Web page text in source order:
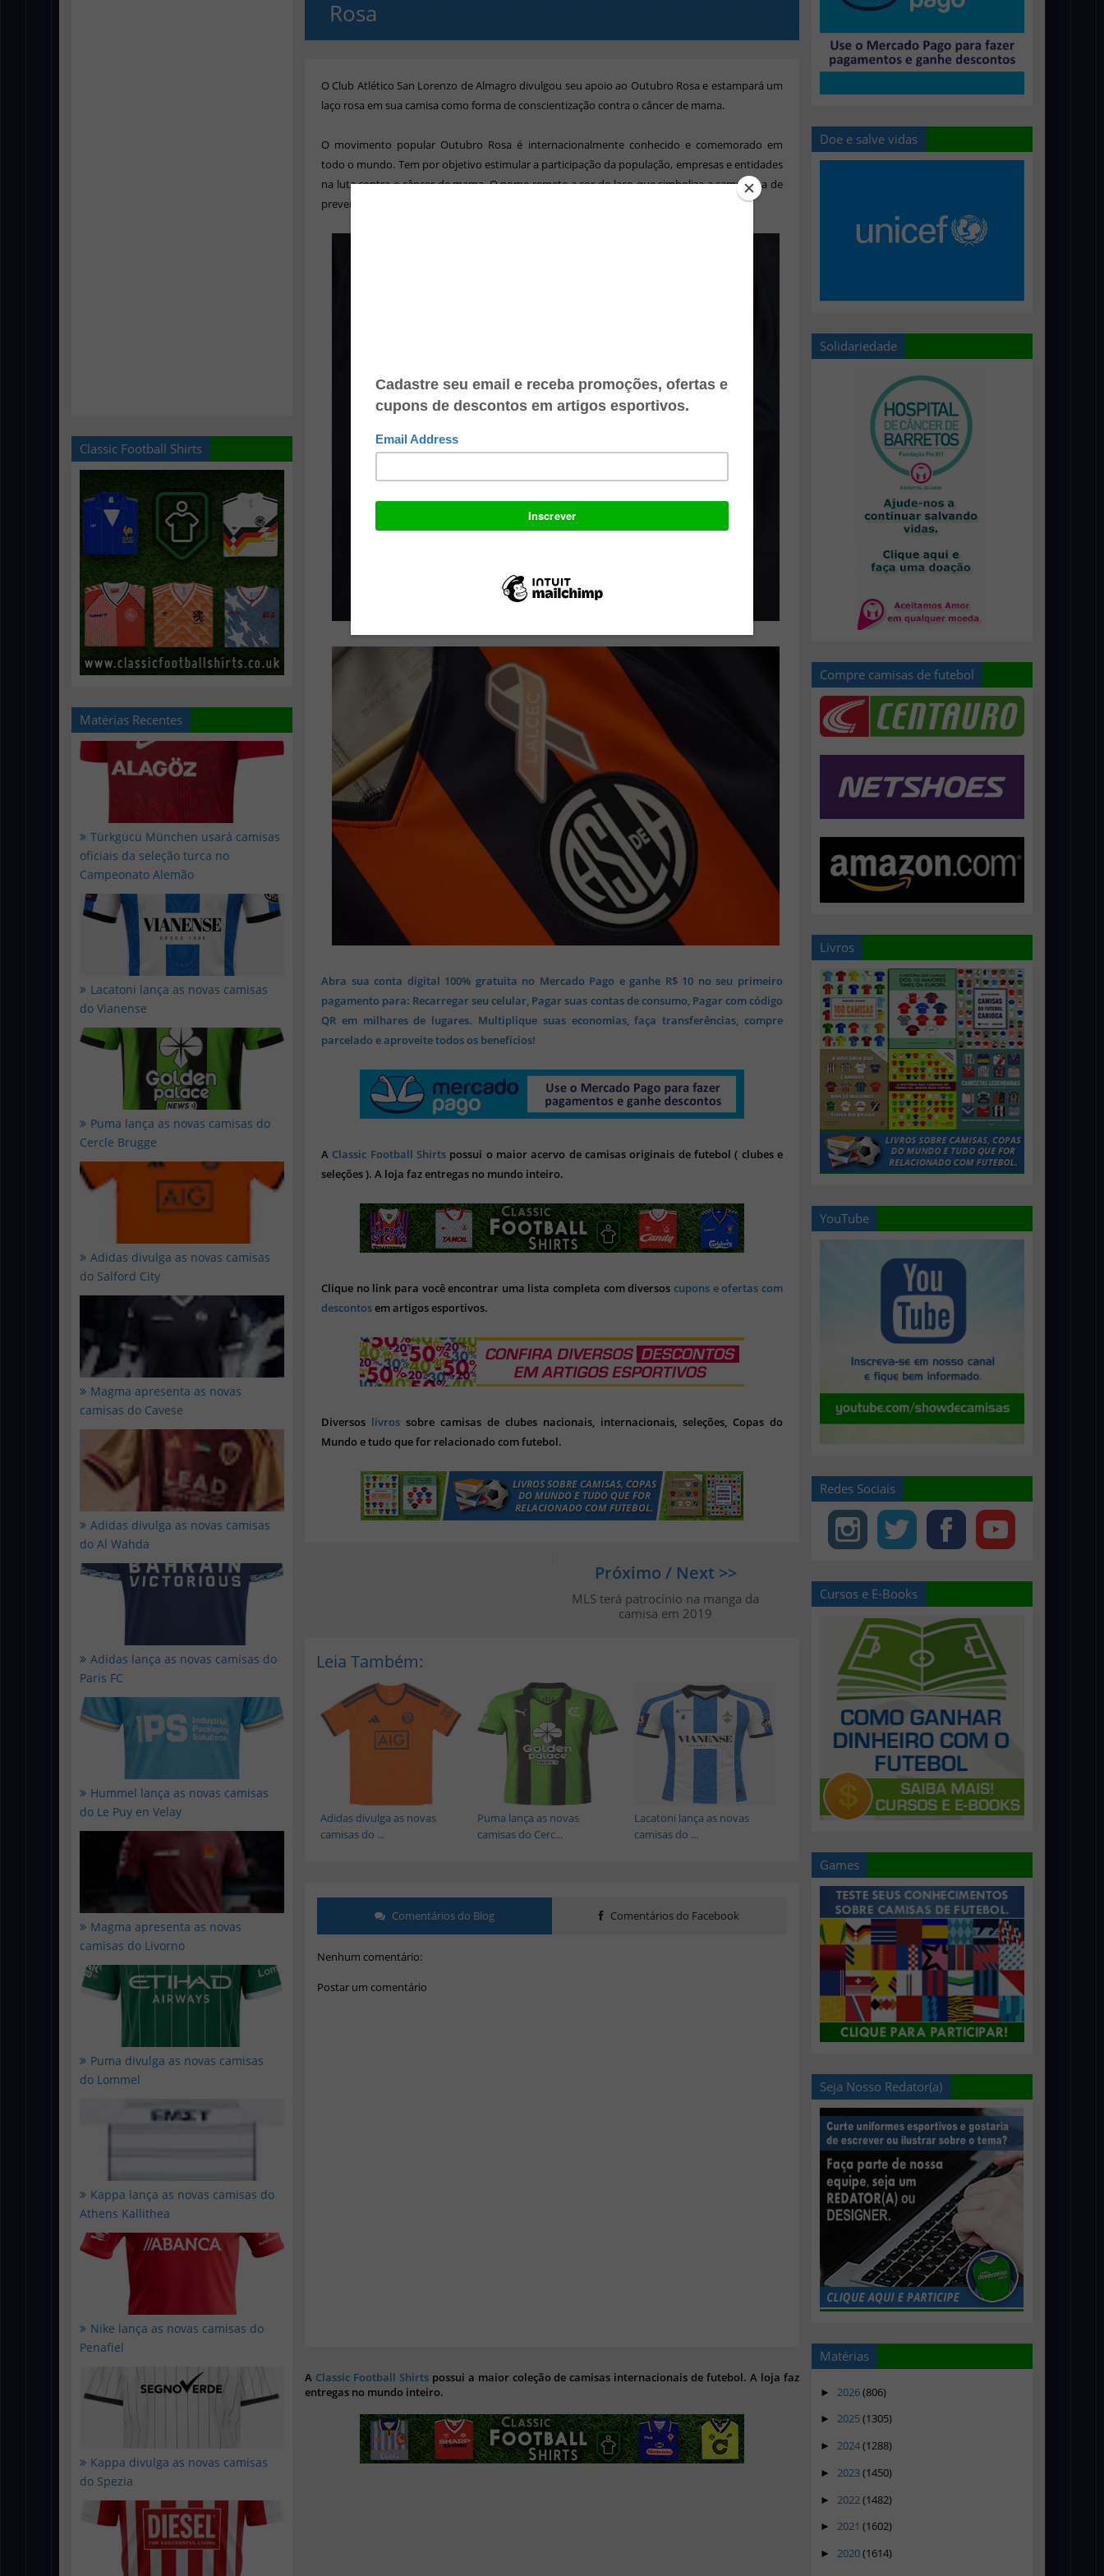
Classic Football Shirts
Matérias Recentes
Türkgücü München usará camisas
oficiais da seleção turca no
Campeonato Alemão
Lacatoni lança as novas camisas
do Vianense
Puma lança as novas camisas do
Cercle Brugge
Adidas divulga as novas camisas
do Salford City
Magma apresenta as novas
camisas do Cavese
Adidas divulga as novas camisas
do Al Wahda
Adidas lança as novas camisas do
Paris FC
Hummel lança as novas camisas
do Le Puy en Velay
Magma apresenta as novas
camisas do Livorno
Puma divulga as novas camisas
do Lommel
Kappa lança as novas camisas do
Athens Kallithea
Nike lança as novas camisas do
Penafiel
Kappa divulga as novas camisas
do Spezia
Rosa
O Club Atlético San Lorenzo de Almagro divulgou seu apoio ao Outubro Rosa e estampará um
laço rosa em sua camisa como forma de conscientização contra o câncer de mama.
O movimento popular Outubro Rosa é internacionalmente conhecido e comemorado em
todo o mundo. Tem por objetivo estimular a participação da população, empresas e entidades
na luta contra o câncer de mama. O nome remete a cor do laço que simboliza a campanha de
prevenção contra a doença.
Abra sua conta digital 100% gratuita no Mercado Pago e ganhe R$ 10 no seu primeiro
pagamento para: Recarregar seu celular, Pagar suas contas de consumo, Pagar com código
QR em milhares de lugares. Multiplique suas economias, faça transferências, compre
parcelado e aproveite todos os benefícios!
A Classic Football Shirts possui o maior acervo de camisas originais de futebol ( clubes e
seleções ). A loja faz entregas no mundo inteiro.
Clique no link para você encontrar uma lista completa com diversoscupons e ofertas com
descontosem artigos esportivos.
Diversos livros sobre camisas de clubes nacionais, internacionais, seleções, Copas do
Mundo e tudo que for relacionado com futebol.
Próximo / Next >>
MLS terá patrocínio na manga da
camisa em 2019
Leia Também:
Lacatoni lança as novas
camisas do ...
Puma lança as novas
camisas do Cerc...
Adidas divulga as novas
camisas do ...
Comentários do Blog Comentários do Facebook
Nenhum comentário:
Postar um comentário
A Classic Football Shirts possui a maior coleção de camisas internacionais de futebol. A loja faz
entregas no mundo inteiro.
Doe e salve vidas
Solidariedade
Compre camisas de futebol
Livros
YouTube
Redes Sociais
Cursos e E-Books
Games
Seja Nosso Redator(a)
Matérias
► 2026(806)
► 2025(1305)
► 2024(1288)
► 2023(1450)
► 2022(1482)
► 2021 (1602)
► 2020(1614)